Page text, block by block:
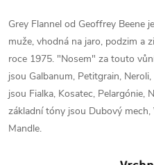
Grey Flannel od Geoffrey Beene
muže, vhodná na jaro, podzim a
roce 1975. "Nosem" za touto
jsou Galbanum, Petitgrain,
jsou Fialka, Kosatec, Pelargónie,
základní tóny jsou Dubový mech,
Mandle.